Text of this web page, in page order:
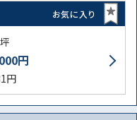
お気に入り
円
円